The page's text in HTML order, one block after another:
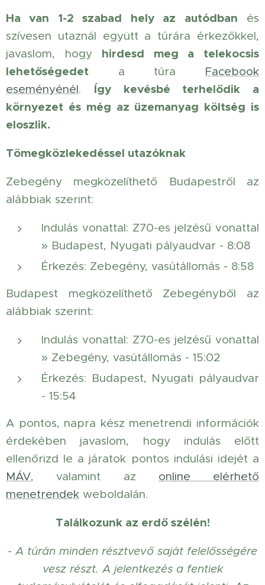
Ha van 1-2 szabad hely az autódban és
szívesen utaznál együtt a túrára érkezőkkel,
javaslom, hogy hirdesd meg a telekocsis
lehetőségedet a túra Facebook
eseményénél. Így kevésbé terhelődik a
környezet és még az üzemanyag költség is
eloszlik.
Tömegközlekedéssel utazóknak
Zebegény megközelíthető Budapestről az
alábbiak szerint:
Indulás vonattal: Z70-es jelzésű vonattal
» Budapest, Nyugati pályaudvar - 8:08
Érkezés: Zebegény, vasútállomás - 8:58
Budapest megközelíthető Zebegényből az
alábbiak szerint:
Indulás vonattal: Z70-es jelzésű vonattal
» Zebegény, vasútállomás - 15:02
Érkezés: Budapest, Nyugati pályaudvar
- 15:54
A pontos, napra kész menetrendi információk
érdekében javaslom, hogy indulás előtt
ellenőrizd le a járatok pontos indulási idejét a
MÁV, valamint az online elérhető
menetrendek weboldalán.
Találkozunk az erdő szélén!
- A túrán minden résztvevő saját felelősségére
vesz részt. A jelentkezés a fentiek